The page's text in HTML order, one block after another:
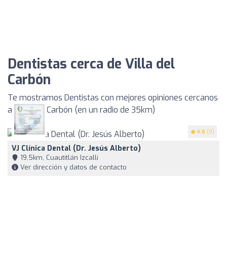
Dentistas cerca de Villa del
Carbón
Te mostramos Dentistas con mejores opiniones cercanos
a Villa del Carbón (en un radio de 35km)
4.6 (9)
VJ Clínica Dental (Dr. Jesús Alberto)
19,5km, Cuautitlán Izcalli
Ver dirección y datos de contacto